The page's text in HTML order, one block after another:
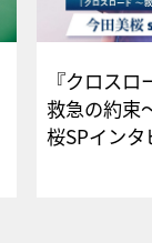
『クロス
救急の約束
桜SPイ